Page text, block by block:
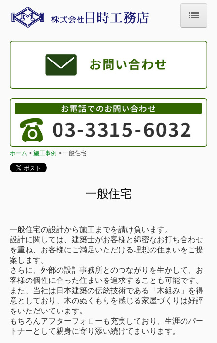
目時のこだわり
業務案内
施工事例
公共事業
民間事業
採用情報
ホーム 施工事例 一般住宅
一般住宅
一般住宅の設計から施工までを請け負います。
設計に関しては、建築士がお客様と綿密なお打ち合わせ
を重ね、お客様にご満足いただける理想の住まいをご提
案します。
さらに、外部の設計事務所とのつながりを生かして、お
客様の個性に合った住まいを追求することも可能です。
また、当社は日本建築の伝統技術である「木組み」を得
意としており、木のぬくもりを感じる家屋づくりは好評
をいただいています。
もちろんアフターフォローも充実しており、生涯のパー
トナーとして親身に寄り添い続けてまいります。